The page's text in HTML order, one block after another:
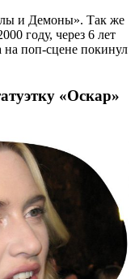
и Демоны». Так же
году, через 6 лет
на поп-сцене покинул
«Оскар»